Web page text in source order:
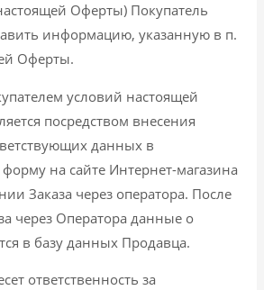
Оферты) Покупатель
информацию, указанную в п.
Оферты.
условий настоящей
посредством внесения
данных в
на сайте Интернет-магазина
Заказа через оператора. После
через Оператора данные о
в базу данных Продавца.
ответственность за